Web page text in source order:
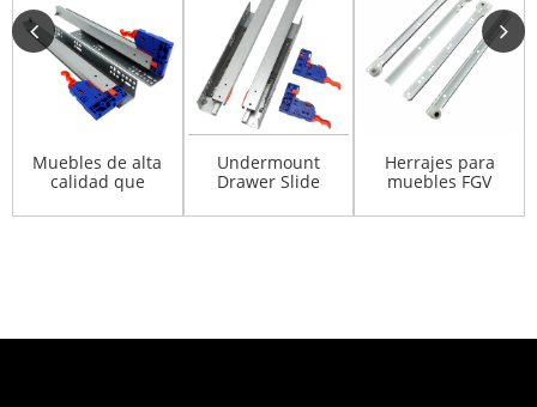
Muebles de alta
calidad que
amortiguador de
Undermount
Drawer Slide
hardware bola...
Herrajes para
muebles FGV
Underm...